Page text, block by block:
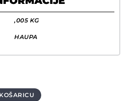
,005 KG
HAUPA